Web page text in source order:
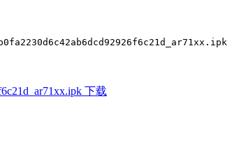
下载